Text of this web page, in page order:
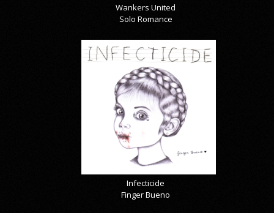
Wankers United
Solo Romance
Infecticide
Finger Bueno